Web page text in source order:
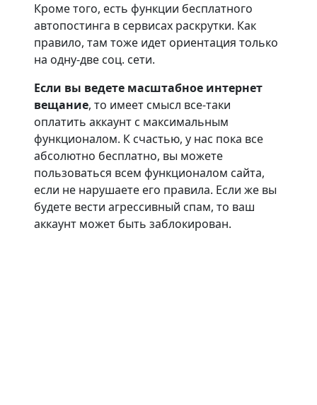
Кроме того, есть функции бесплатного
автопостинга в сервисах раскрутки. Как
правило, там тоже идет ориентация только
на одну-две соц. сети.
Если вы ведете масштабное интернет
вещание, то имеет смысл все-таки
оплатить аккаунт с максимальным
функционалом. К счастью, у нас пока все
абсолютно бесплатно, вы можете
пользоваться всем функционалом сайта,
если не нарушаете его правила. Если же вы
будете вести агрессивный спам, то ваш
аккаунт может быть заблокирован.